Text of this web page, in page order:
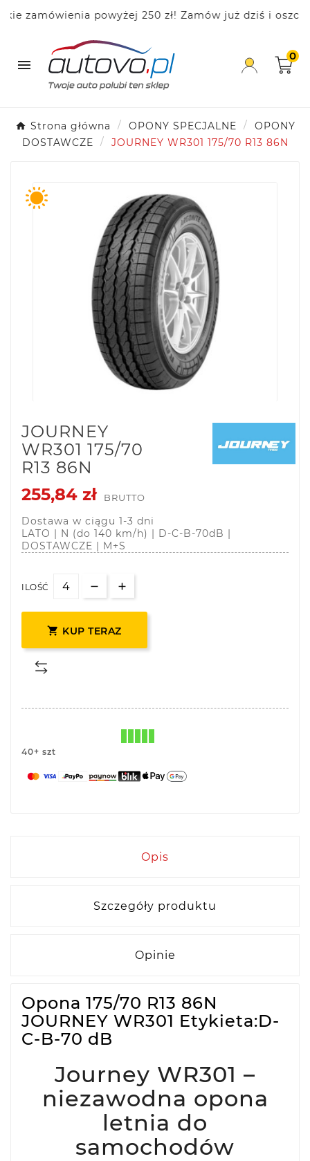
zamówienia powyżej 250 zł! Zamów już dziś i

0
Strona główna OPONY SPECJALNE
OPONY
DOSTAWCZE
JOURNEY WR301 175/70 R13 86N
JOURNEY
WR301 175/70
R13 86N
255,84 zł
BRUTTO
Dostawa w ciągu 1-3 dni
LATO | N (do 140 km/h) | D-C-B-70dB |
DOSTAWCZE | M+S
ILOŚĆ
 KUP TERAZ
40+ szt
Opis
Szczegóły produktu
Opinie
Opona 175/70 R13 86N
JOURNEY WR301 Etykieta:D-
C-B-70 dB
Journey WR301 –
niezawodna opona
letnia do
samochodów